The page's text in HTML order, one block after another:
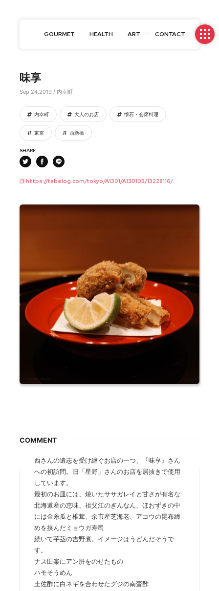
GOURMET HEALTH ART CONTACT
味享
Sep.24.2019 / 内幸町
内幸町 大人のお店 懐石・会席料理
東京 西新橋
SHARE
https://tabelog.com/tokyo/A1301/A130103/13228116/
COMMENT
西さんの遺志を受け継ぐお店の一つ、『味享』さん
への初訪問。旧「星野」さんのお店を居抜きで使用
しています。
最初のお皿には、焼いたササガレイと甘さが有名な
北海道産の恵味、祖父江のぎんなん、ほおずきの中
には金糸瓜と椎茸、余市産芝海老、アコウの昆布締
めを挟んだミョウガ寿司
続いて芋茎の吉野煮。イメージはうどんだそうで
す。
ナス田楽にアン肝をのせたもの
ハモそうめん
土佐酢に白ネギを合わせたグジの南蛮酢